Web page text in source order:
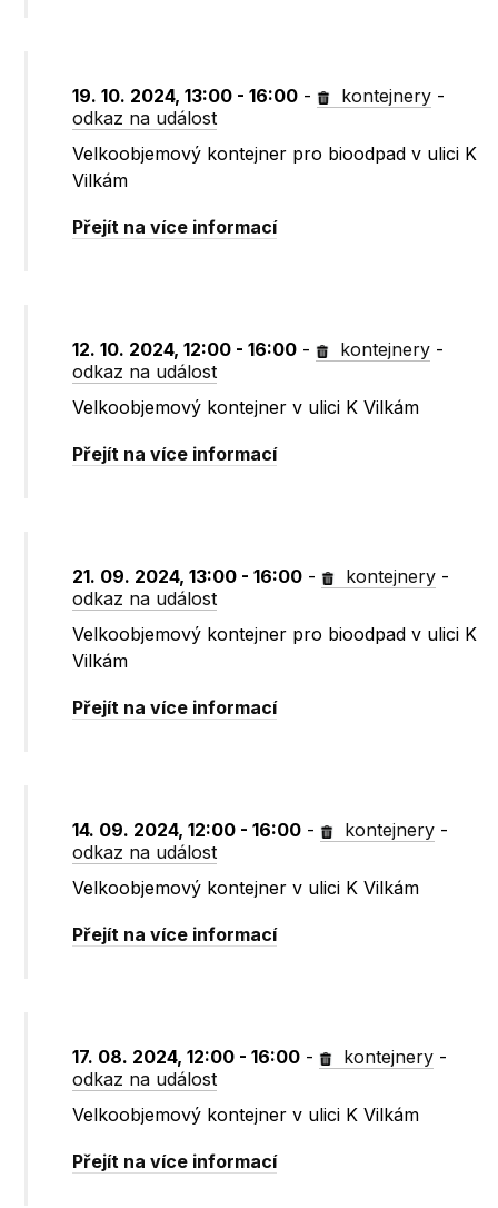
19. 10. 2024, 13:00 - 16:00 - kontejnery -
odkaz na událost
Velkoobjemový kontejner pro bioodpad v ulici K
Vilkám
Přejít na více informací
12. 10. 2024, 12:00 - 16:00 - kontejnery -
odkaz na událost
Velkoobjemový kontejner v ulici K Vilkám
Přejít na více informací
21. 09. 2024, 13:00 - 16:00 - kontejnery -
odkaz na událost
Velkoobjemový kontejner pro bioodpad v ulici K
Vilkám
Přejít na více informací
14. 09. 2024, 12:00 - 16:00 - kontejnery -
odkaz na událost
Velkoobjemový kontejner v ulici K Vilkám
Přejít na více informací
17. 08. 2024, 12:00 - 16:00 - kontejnery -
odkaz na událost
Velkoobjemový kontejner v ulici K Vilkám
Přejít na více informací